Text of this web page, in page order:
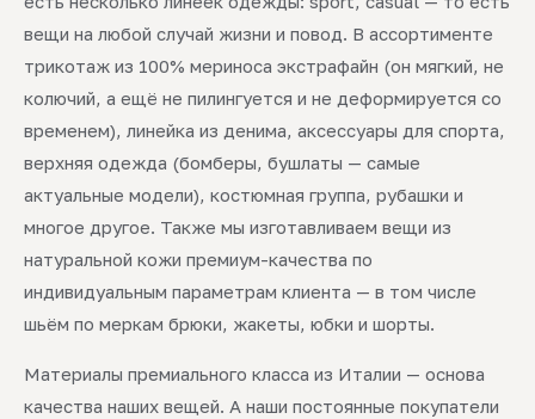
вещи на любой случай жизни и повод. В ассортименте
трикотаж из 100% мериноса экстрафайн (он мягкий, не
колючий, а ещё не пилингуется и не деформируется со
временем), линейка из денима, аксессуары для спорта,
верхняя одежда (бомберы, бушлаты — самые
актуальные модели), костюмная группа, рубашки и
многое другое. Также мы изготавливаем вещи из
натуральной кожи премиум-качества по
индивидуальным параметрам клиента — в том числе
шьём по меркам брюки, жакеты, юбки и шорты.
Материалы премиального класса из Италии — основа
качества наших вещей. А наши постоянные покупатели